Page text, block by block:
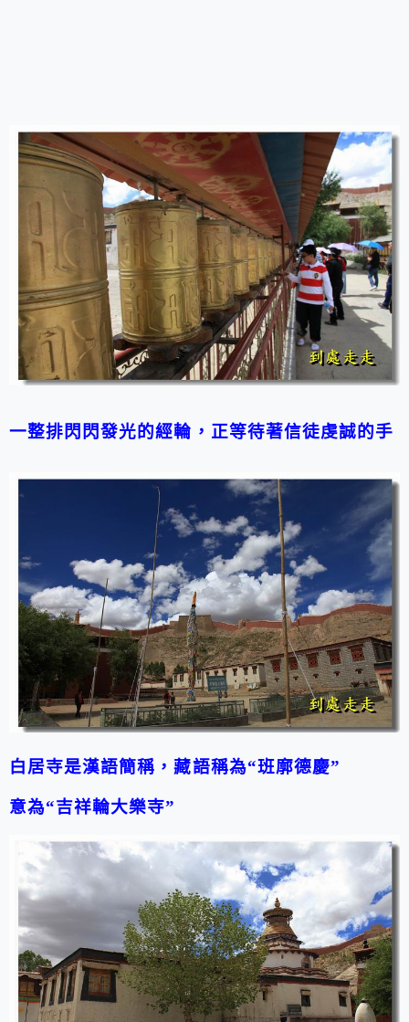
一整排閃閃發光的經輪，正等待著信徒虔誠的手
白居寺是漢語簡稱，藏語稱為“班廓德慶”
意為“吉祥輪大樂寺”